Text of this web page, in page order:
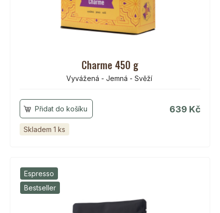
Charme 450 g
Vyvážená - Jemná - Svěží
639 Kč
Skladem 1 ks
Espresso
Bestseller